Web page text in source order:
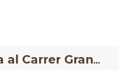
al Carrer Gran